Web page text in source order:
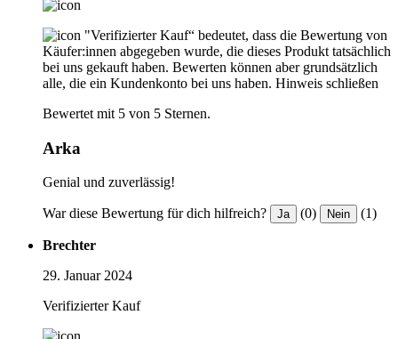
"Verifizierter Kauf“ bedeutet, dass die Bewertung von
Käufer:innen abgegeben wurde, die dieses Produkt tatsächlich
bei uns gekauft haben. Bewerten können aber grundsätzlich
alle, die ein Kundenkonto bei uns haben. Hinweis schließen
Bewertet mit 5 von 5 Sternen.
Arka
Genial und zuverlässig!
War diese Bewertung für dich hilfreich? Ja (0) Nein (1)
Brechter
29. Januar 2024
Verifizierter Kauf